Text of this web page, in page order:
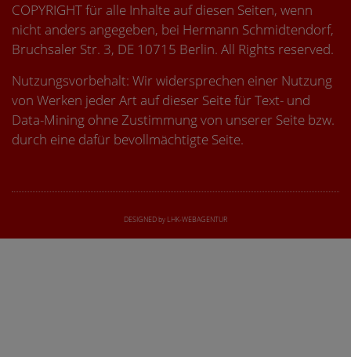
COPYRIGHT für alle Inhalte auf diesen Seiten, wenn
nicht anders angegeben, bei Hermann Schmidtendorf,
Bruchsaler Str. 3, DE 10715 Berlin. All Rights reserved.
Nutzungsvorbehalt: Wir widersprechen einer Nutzung
von Werken jeder Art auf dieser Seite für Text- und
Data-Mining ohne Zustimmung von unserer Seite bzw.
durch eine dafür bevollmächtigte Seite.
DESIGNED by LHK-WEBAGENTUR